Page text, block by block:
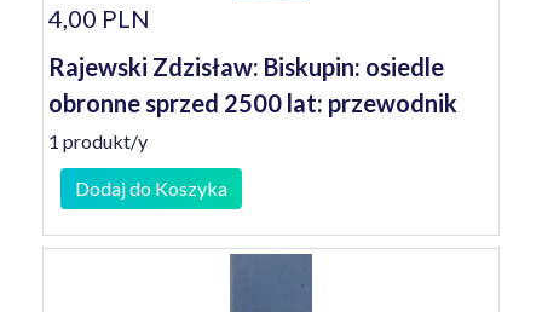
4,00 PLN
Rajewski Zdzisław: Biskupin: osiedle
obronne sprzed 2500 lat: przewodnik
1 produkt/y
Dodaj do Koszyka